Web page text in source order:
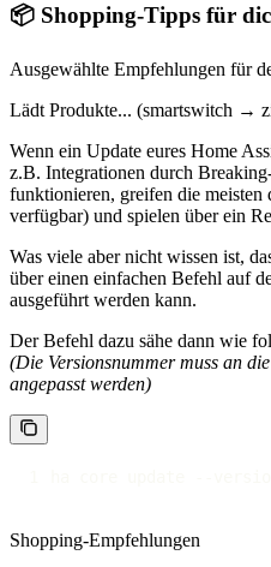
📦 Shopping-Tipps für
Ausgewählte Empfehlungen für
Lädt Produkte... (smartswitch →
Wenn ein Update eures Home
z.B. Integrationen durch
funktionieren, greifen die
verfügbar) und spielen über ein
Was viele aber nicht wissen ist,
über einen einfachen Befehl auf
ausgeführt werden kann.
Der Befehl dazu sähe dann wie
(Die Versionsnummer muss an
angepasst werden)
Shopping-Empfehlungen